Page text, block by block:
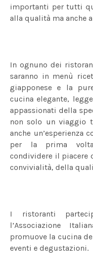
importanti per tutti
alla qualità ma anche
In ognuno dei
saranno in menù
giapponese e la
cucina elegante,
appassionati della
non solo un viaggio
anche un’esperienza
per la prima volta.
condividere il piacere
convivialità, della
I ristoranti
l’Associazione
promuove la cucina
eventi e degustazioni.